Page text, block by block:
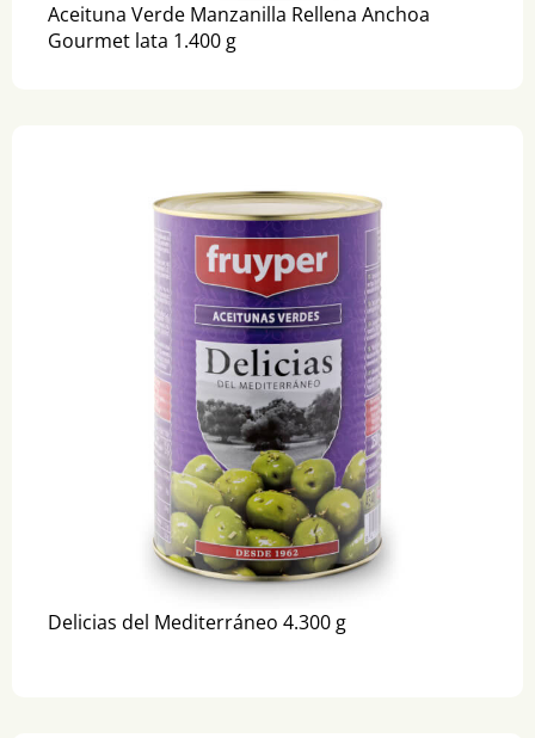
Aceituna Verde Manzanilla Rellena Anchoa
Gourmet lata 1.400 g
Delicias del Mediterráneo 4.300 g